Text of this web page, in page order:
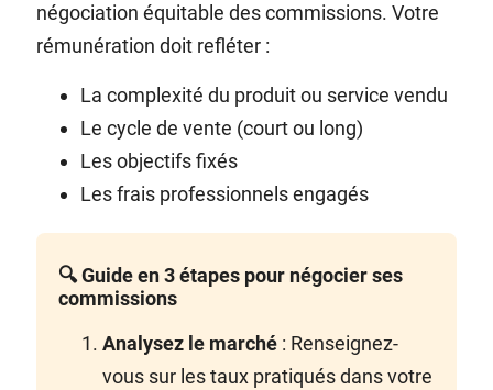
négociation équitable des commissions. Votre
rémunération doit refléter :
La complexité du produit ou service vendu
Le cycle de vente (court ou long)
Les objectifs fixés
Les frais professionnels engagés
🔍 Guide en 3 étapes pour négocier ses
commissions
Analysez le marché : Renseignez-
vous sur les taux pratiqués dans votre